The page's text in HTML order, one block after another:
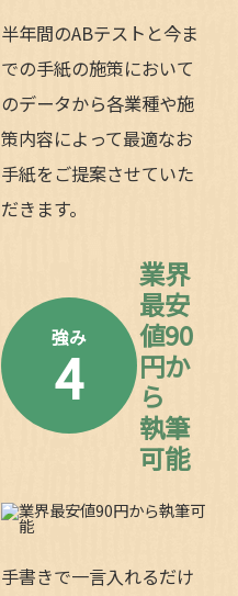
半年間のABテストと今ま
での手紙の施策において
のデータから各業種や施
策内容によって最適なお
手紙をご提案させていた
だきます。
強み
4
業界
最安
値90
円か
ら
執筆
可能
手書きで一言入れるだけ